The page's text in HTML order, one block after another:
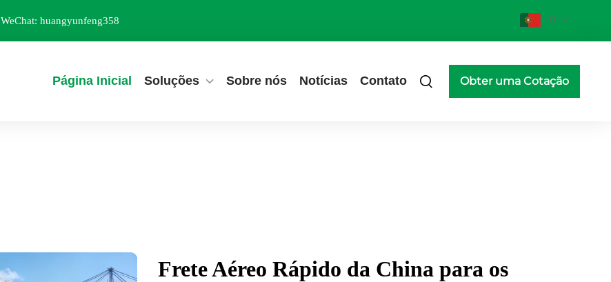
WeChat: huangyunfeng358 PT
Página Inicial Soluções Sobre nós Notícias Contato Obter uma Cotação
Frete Aéreo Rápido da China para os